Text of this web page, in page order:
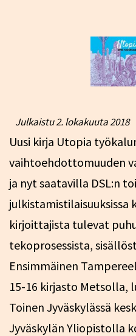
Julkaistu2. lokakuuta 2018
Uusi kirja Utopia
vaihtoehdottomuuden
ja nyt saatavilla DSL:n
julkistamistilaisuuksissa
kirjoittajista tulevat
tekoprosessista,
Ensimmäinen
15-16 kirjasto Metsolla,
Toinen Jyväskylässä
Jyväskylän Yliopistolla